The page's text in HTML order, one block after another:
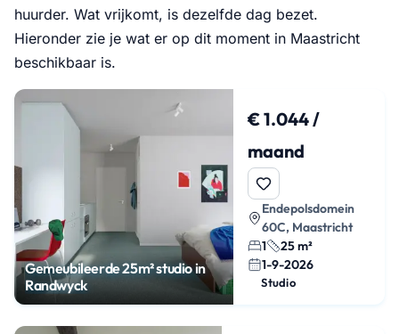
huurder. Wat vrijkomt, is dezelfde dag bezet.
Hieronder zie je wat er op dit moment in Maastricht
beschikbaar is.
Gemeubileerde 25m² studio in
Randwyck
€ 1.044 /
maand
Endepolsdomein
60C, Maastricht
1
25 m²
1-9-2026
Studio